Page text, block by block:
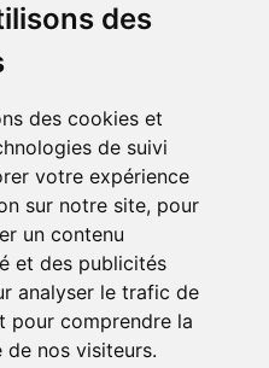
des
des cookies et
de suivi
votre expérience
sur notre site, pour
un contenu
et des publicités
analyser le trafic de
pour comprendre la
de nos visiteurs.
nous
offres
légales